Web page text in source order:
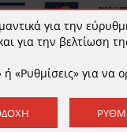
| Κατασκευή
για την
για την βελτίωση
«Ρυθμίσεις» για να